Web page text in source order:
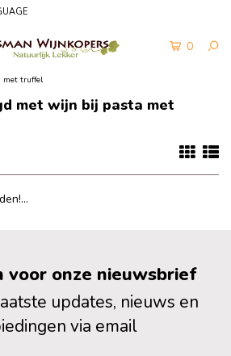
0
met truffel
met wijn bij pasta met
voor onze nieuwsbrief
updates, nieuws en
via email